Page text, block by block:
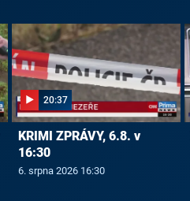
20:37
KRIMI ZPRÁVY, 6.8. v
16:30
6. srpna 2026 16:30